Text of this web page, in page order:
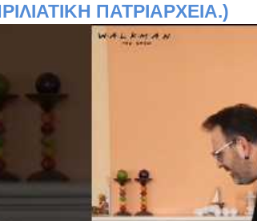
ΠΑΤΡΙΑΡΧΕΙΑ.)